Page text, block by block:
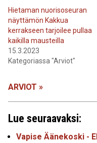
Hietaman nuorisoseuran
näyttämön Kakkua
kerrakseen tarjoilee pullaa
kaikilla mausteilla
15.3.2023
Kategoriassa "Arviot"
ARVIOT »
Lue seuraavaksi:
Vapise Äänekoski -